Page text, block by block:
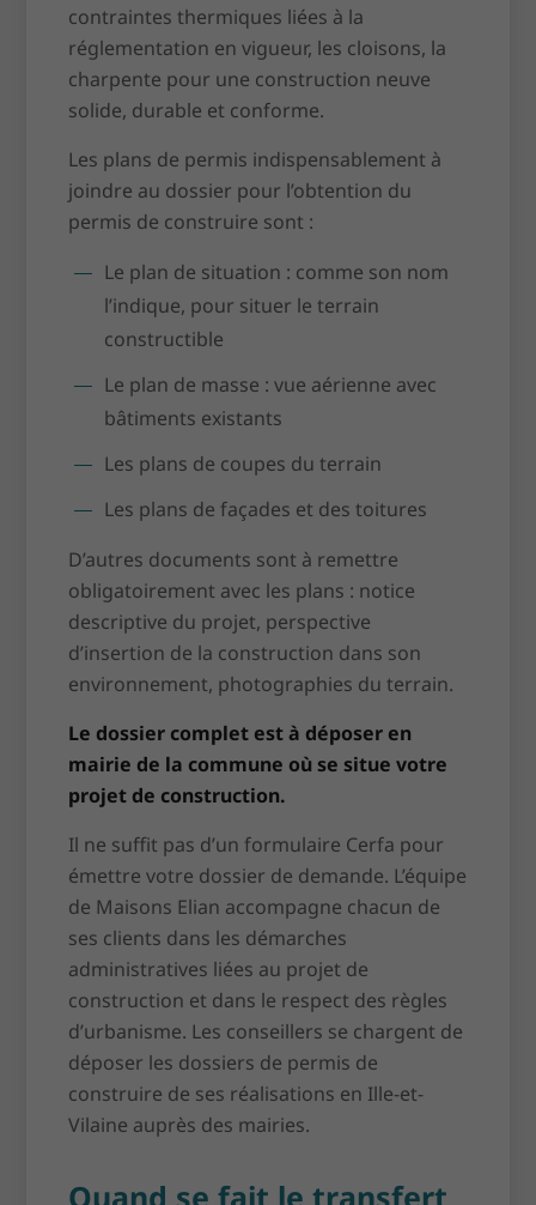
contraintes thermiques liées à la
réglementation en vigueur, les cloisons, la
charpente pour une construction neuve
solide, durable et conforme.
Les plans de permis indispensablement à
joindre au dossier pour l’obtention du
permis de construire sont :
Le plan de situation : comme son nom
l’indique, pour situer le terrain
constructible
Le plan de masse : vue aérienne avec
bâtiments existants
Les plans de coupes du terrain
Les plans de façades et des toitures
D’autres documents sont à remettre
obligatoirement avec les plans : notice
descriptive du projet, perspective
d’insertion de la construction dans son
environnement, photographies du terrain.
Le dossier complet est à déposer en
mairie de la commune où se situe votre
projet de construction.
Il ne suffit pas d’un formulaire Cerfa pour
émettre votre dossier de demande. L’équipe
de Maisons Elian accompagne chacun de
ses clients dans les démarches
administratives liées au projet de
construction et dans le respect des règles
d’urbanisme. Les conseillers se chargent de
déposer les dossiers de permis de
construire de ses réalisations en Ille-et-
Vilaine auprès des mairies.
Quand se fait le transfert